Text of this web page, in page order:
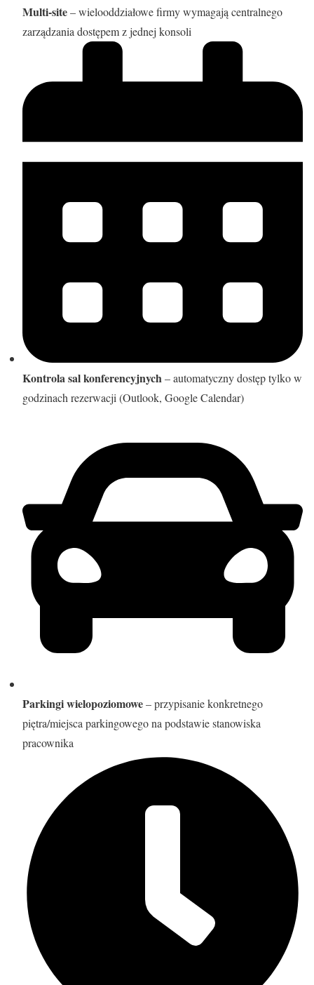
Multi-site– wielooddziałowe firmy wymagają centralnego
zarządzania dostępem z jednej konsoli
Kontrola sal konferencyjnych– automatyczny dostęp tylko w
godzinach rezerwacji (Outlook, Google Calendar)
Parkingi wielopoziomowe– przypisanie konkretnego
piętra/miejsca parkingowego na podstawie stanowiska
pracownika